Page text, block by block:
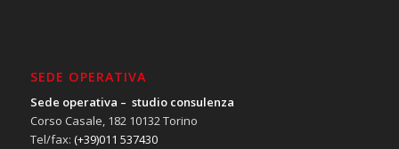
SEDE OPERATIVA
Sede operativa – studio consulenza
Corso Casale, 182 10132 Torino
Tel/fax: (+39)011 537430